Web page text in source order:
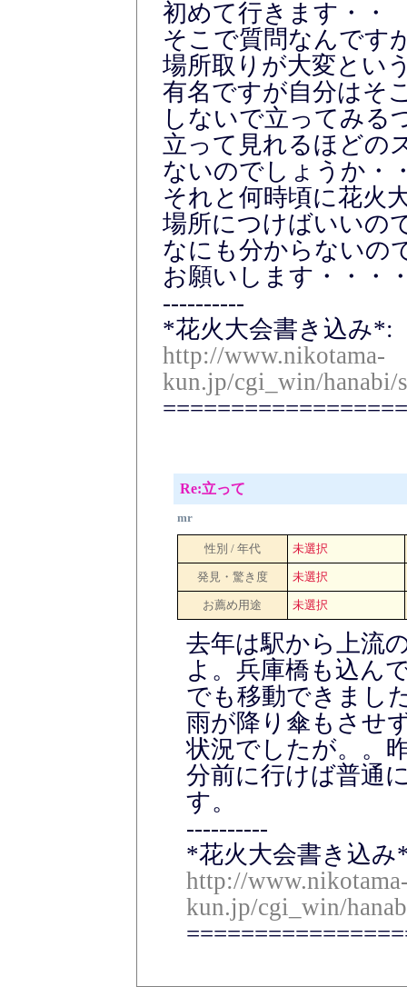
初めて行きます・・
そこで質問なんです
場所取りが大変とい
有名ですが自分はそ
しないで立ってみる
立って見れるほどの
ないのでしょうか・
それと何時頃に花火
場所につけばいいの
なにも分からないの
お願いします・・・
----------
*花火大会書き込み*:
http://www.nikotama-
kun.jp/cgi_win/hanabi/
Re:立って
mr
性別 / 年代 未選択
発見・驚き度 未選択
お薦め用途 未選択
去年は駅から上流
よ。兵庫橋も込ん
でも移動できまし
雨が降り傘もさせ
状況でしたが。。
分前に行けば普通
す。
----------
*花火大会書き込み
http://
kun.jp/cgi_win/